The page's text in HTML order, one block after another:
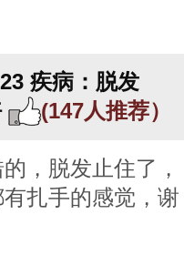
疾病：脱发
(147人推荐）
，脱发止住了，
扎手的感觉，谢